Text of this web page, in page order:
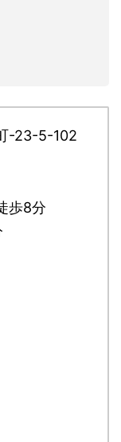
-23-5-102
歩8分